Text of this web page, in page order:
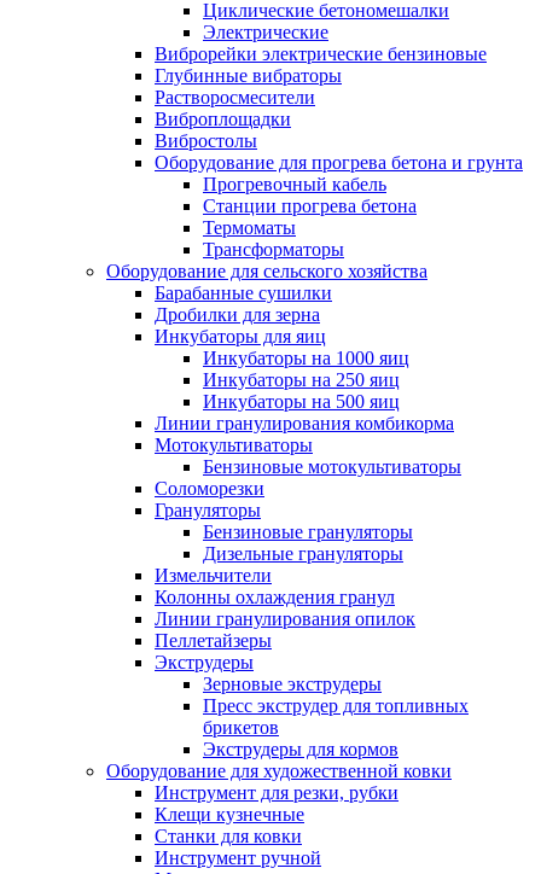
Циклические бетономешалки
Электрические
Виброрейки электрические бензиновые
Глубинные вибраторы
Растворосмесители
Виброплощадки
Вибростолы
Оборудование для прогрева бетона и грунта
Прогревочный кабель
Станции прогрева бетона
Термоматы
Трансформаторы
Оборудование для сельского хозяйства
Барабанные сушилки
Дробилки для зерна
Инкубаторы для яиц
Инкубаторы на 1000 яиц
Инкубаторы на 250 яиц
Инкубаторы на 500 яиц
Линии гранулирования комбикорма
Мотокультиваторы
Бензиновые мотокультиваторы
Соломорезки
Грануляторы
Бензиновые грануляторы
Дизельные грануляторы
Измельчители
Колонны охлаждения гранул
Линии гранулирования опилок
Пеллетайзеры
Экструдеры
Зерновые экструдеры
Пресс экструдер для топливных
брикетов
Экструдеры для кормов
Оборудование для художественной ковки
Инструмент для резки, рубки
Клещи кузнечные
Станки для ковки
Инструмент ручной